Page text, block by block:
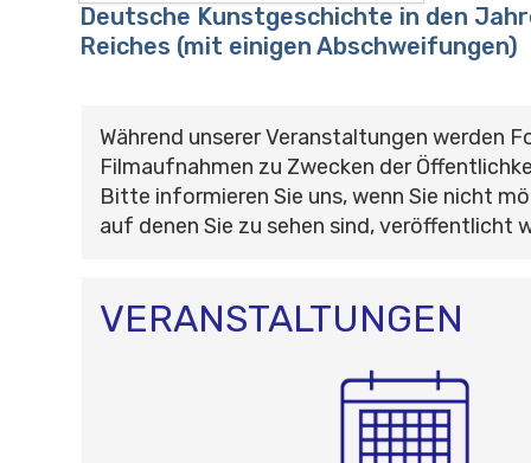
Deutsche Kunstgeschichte in den
Reiches (mit einigen Abschweifungen)
Während unserer Veranstaltungen werden
Filmaufnahmen zu Zwecken der
Bitte informieren Sie uns, wenn Sie nicht
auf denen Sie zu sehen sind, veröffentlicht
VERANSTALTUNGEN